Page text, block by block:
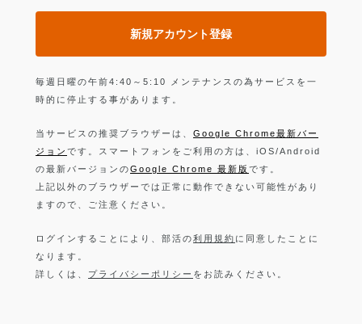
新規アカウント登録
毎週日曜の午前4:40～5:10 メンテナンスの為サービスを一
時的に停止する事があります。
当サービスの推奨ブラウザーは、 Google Chrome最新バー
ジョン です。スマートフォンをご利用の方は、iOS/Android
の最新バージョンのGoogle Chrome 最新版 です。
上記以外のブラウザーでは正常に動作できない可能性があり
ますので、ご注意ください。
ログインすることにより、部活の利用規約 に同意したことに
なります。
詳しくは、 プライバシーポリシー をお読みください。